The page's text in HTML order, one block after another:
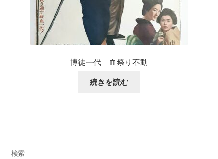
博徒一代 血祭り不動
続きを読む
検索